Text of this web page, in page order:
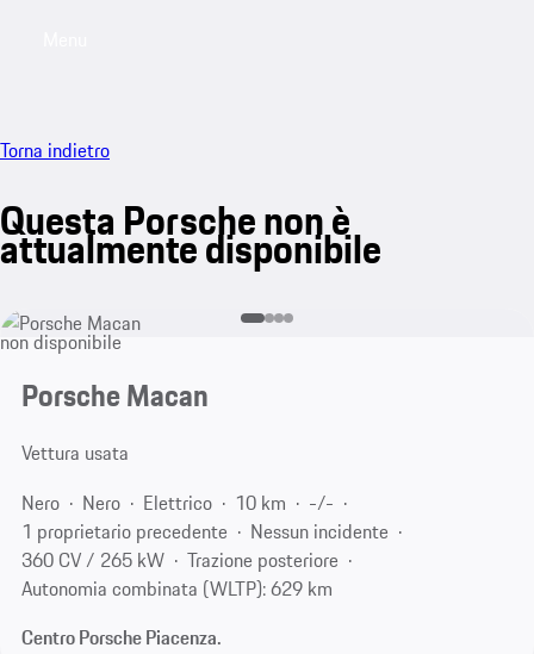
Torna indietro
Questa Porsche non è
attualmente disponibile
non disponibile
Porsche Macan
Vettura usata
Nero
Nero Elettrico 10 km
-/-
1 proprietario precedente
Nessun incidente
360 CV / 265 kW
Trazione posteriore
Autonomia combinata (WLTP): 629 km
Centro Porsche Piacenza.